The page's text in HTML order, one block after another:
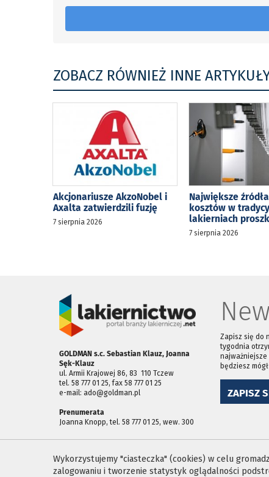
ZOBACZ RÓWNIEŻ INNE
Akcjonariusze AkzoNobel i
Axalta zatwierdzili fuzję
7 sierpnia 2026
Największe
kosztów w
lakierniach
7 sierpnia 2026
GOLDMAN s.c. Sebastian Klauz, Joanna
Sęk-Klauz
ul. Armii Krajowej 86, 83 ­ 110 Tczew
tel. 58 777 01 25, fax 58 777 01 25
e-mail: ado@goldman.pl
Prenumerata
Joanna Knopp, tel. 58 777 01 25, wew. 300
Zapisz się do
tygodnia
najważniejsze
będziesz
ZAPISZ
Wykorzystujemy "ciasteczka" (cookies) w celu
zalogowaniu i tworzenie statystyk oglądalności